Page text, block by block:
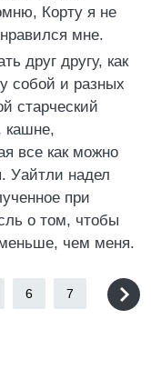
Корту я не
мне.
друг другу, как
собой и разных
старческий
кашне,
все как можно
Уайтли надел
при
о том, чтобы
чем меня.
6 7